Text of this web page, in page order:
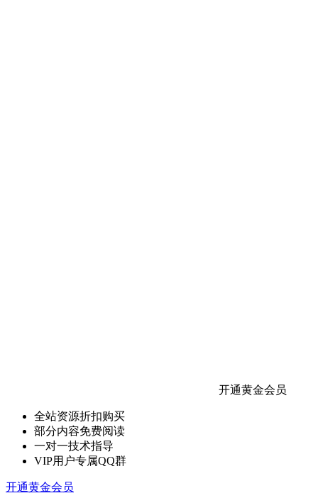
开通黄金会员
全站资源折扣购买
部分内容免费阅读
一对一技术指导
VIP用户专属QQ群
开通黄金会员